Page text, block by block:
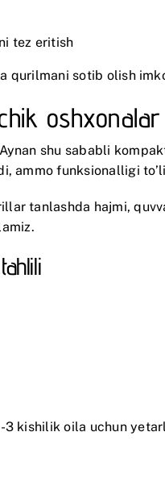
tez eritish
qurilmani sotib olish
shu sababli
ammo funksionalligi
tanlashda hajmi,
kishilik oila uchun